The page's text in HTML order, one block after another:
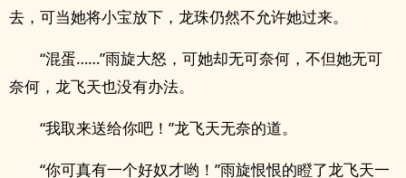
去，可当她将小宝放下，龙珠仍然不允许她过来。
“混蛋……”雨旋大怒，可她却无可奈何，不但她无可
奈何，龙飞天也没有办法。
“我取来送给你吧！”龙飞天无奈的道。
“你可真有一个好奴才哟！”雨旋恨恨的瞪了龙飞天一